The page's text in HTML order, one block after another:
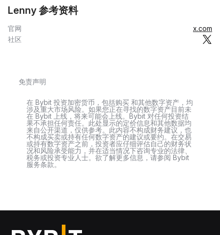
Lenny 参考资料
官网
x.com
社区
免责声明
在 Bybit 投资加密货币，包括购买 和其他数字资产，均
涉及重大市场风险。如果您正在寻找的数字资产目前未
在 Bybit 上线，将来可能会上线。Bybit 对任何投资结
果不承担任何责任。此处显示的定价信息和其他数据均
来自公开渠道，仅供参考。此内容不构成财务建议，也
不构成买卖或持有任何数字资产的建议或要约。在交易
或持有数字资产之前，投资者应仔细评估自己的财务状
况和风险承受能力，并在适当情况下咨询专业的法律、
税务或投资专业人士。欲了解更多信息，请参阅 Bybit
服务条款。